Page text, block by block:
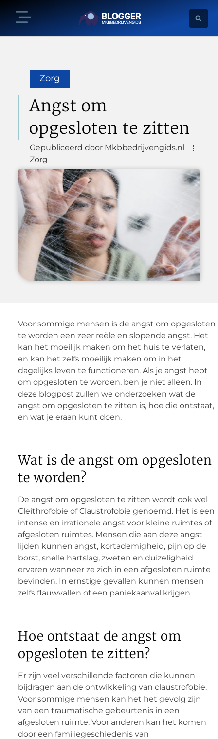
Zorg
Angst om
opgesloten te zitten
Gepubliceerd door Mkbbedrijvengids.nl
Zorg
Voor sommige mensen is de angst om opgesloten
te worden een zeer reële en slopende angst. Het
kan het moeilijk maken om het huis te verlaten,
en kan het zelfs moeilijk maken om in het
dagelijks leven te functioneren. Als je angst hebt
om opgesloten te worden, ben je niet alleen. In
deze blogpost zullen we onderzoeken wat de
angst om opgesloten te zitten is, hoe die ontstaat,
en wat je eraan kunt doen.
Wat is de angst om opgesloten
te worden?
De angst om opgesloten te zitten wordt ook wel
Cleithrofobie of Claustrofobie genoemd. Het is een
intense en irrationele angst voor kleine ruimtes of
afgesloten ruimtes. Mensen die aan deze angst
lijden kunnen angst, kortademigheid, pijn op de
borst, snelle hartslag, zweten en duizeligheid
ervaren wanneer ze zich in een afgesloten ruimte
bevinden. In ernstige gevallen kunnen mensen
zelfs flauwvallen of een paniekaanval krijgen.
Hoe ontstaat de angst om
opgesloten te zitten?
Er zijn veel verschillende factoren die kunnen
bijdragen aan de ontwikkeling van claustrofobie.
Voor sommige mensen kan het het gevolg zijn
van een traumatische gebeurtenis in een
afgesloten ruimte. Voor anderen kan het komen
door een familiegeschiedenis van